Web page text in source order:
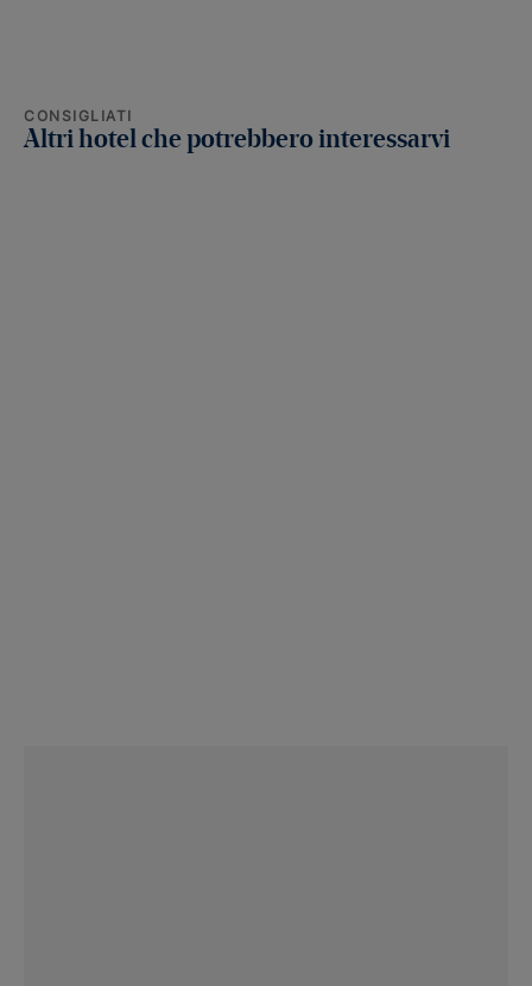
CONSIGLIATI
Altri hotel che potrebbero interessarvi